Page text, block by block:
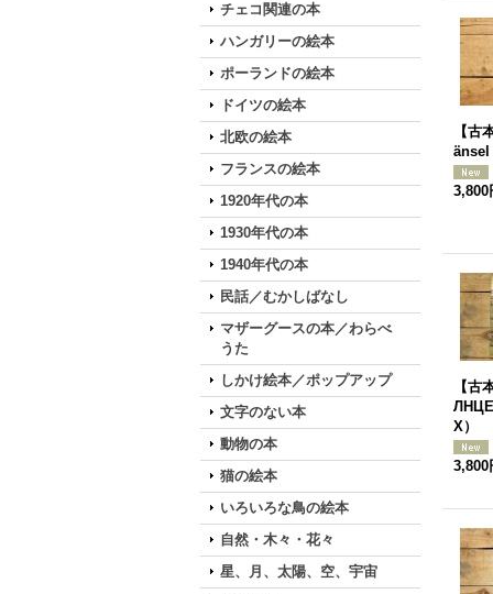
チェコ関連の本
ハンガリーの絵本
ポーランドの絵本
ドイツの絵本
北欧の絵本
フランスの絵本
1920年代の本
1930年代の本
1940年代の本
民話／むかしばなし
マザーグースの本／わらべ
うた
しかけ絵本／ポップアップ
文字のない本
動物の本
猫の絵本
いろいろな鳥の絵本
自然・木々・花々
星、月、太陽、空、宇宙
【古
änsel
3,800
【古
Х）
3,800